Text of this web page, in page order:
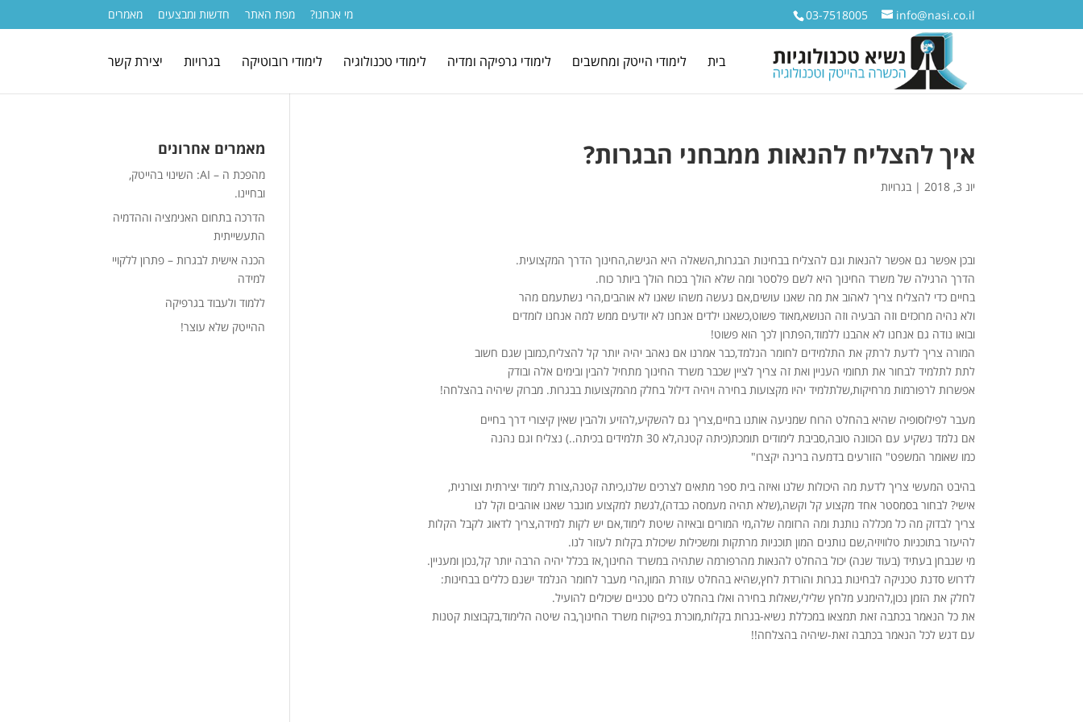
03-7518005 info@nasi.co.il מי אנחנו? מפת האתר חדשות ומבצעים מאמרים
בית לימודי הייטק ומחשבים לימודי גרפיקה ומדיה לימודי טכנולוגיה לימודי רובוטיקה בגרויות יצירת קשר
איך להצליח להנאות ממבחני הבגרות?
יונ 3, 2018 |בגרויות
ובכן אפשר גם אפשר להנאות וגם להצליח בבחינות הבגרות,השאלה היא הגישה,החינוך הדרך המקצועית.
הדרך הרגילה של משרד החינוך היא לשם פלסטר ומה שלא הולך בכוח הולך ביותר כוח.
בחיים כדי להצליח צריך לאהוב את מה שאנו עושים,אם נעשה משהו שאנו לא אוהבים,הרי נשתעמם מהר
ולא נהיה מרוכזים וזה הבעיה וזה הנושא,מאוד פשוט,כשאנו ילדים אנחנו לא יודעים ממש למה אנחנו לומדים
ובואו נודה גם אנחנו לא אהבנו ללמוד,הפתרון לכך הוא פשוט!
המורה צריך לדעת לרתק את התלמידים לחומר הנלמד,כבר אמרנו אם נאהב יהיה יותר קל להצליח,כמובן שגם חשוב
לתת לתלמיד לבחור את תחומי העניין ואת זה צריך לציין שכבר משרד החינוך מתחיל להבין ובימים אלה ובודק
אפשרות לרפורמות מרחיקות,שלתלמיד יהיו מקצועות בחירה ויהיה דילול בחלק מהמקצועות בבגרות. מברוק שיהיה בהצלחה!
מעבר לפילוסופיה שהיא בהחלט הרוח שמניעה אותנו בחיים,צריך גם להשקיע,להזיע ולהבין שאין קיצורי דרך בחיים
אם נלמד נשקיע עם הכוונה טובה,סביבת לימודים תומכת(כיתה קטנה,לא 30 תלמידים בכיתה..) נצליח וגם נהנה
כמו שאומר המשפט" הזורעים בדמעה ברינה יקצרו"
בהיבט המעשי צריך לדעת מה היכולות שלנו ואיזה בית ספר מתאים לצרכים שלנו,כיתה קטנה,צורת לימוד יצירתית וצורנית,
אישי? לבחור בסמסטר אחד מקצוע קל וקשה,(שלא תהיה מעמסה כבדה),לגשת למקצוע מוגבר שאנו אוהבים וקל לנו
צריך לבדוק מה כל מכללה נותנת ומה הרזומה שלה,מי המורים ובאיזה שיטת לימוד,אם יש לקות למידה,צריך לדאוג לקבל הקלות
להיעזר בתוכניות טלוויזיה,שם נותנים המון תוכניות מרתקות ומשכילות שיכולת בקלות לעזור לנו.
מי שנבחן בעתיד (בעוד שנה) יכול בהחלט להנאות מהרפורמה שתהיה במשרד החינוך,אז בכלל יהיה הרבה יותר קל,נכון ומעניין.
לדרוש סדנת טכניקה לבחינות בגרות והורדת לחץ,שהיא בהחלט עוזרת המון,הרי מעבר לחומר הנלמד ישנם כללים בבחינות:
לחלק את הזמן נכון,להימנע מלחץ שלילי,שאלות בחירה ואלו בהחלט כלים טכניים שיכולים להועיל.
את כל הנאמר בכתבה זאת תמצאו במכללת נשיא-בגרות בקלות,מוכרת בפיקוח משרד החינוך,בה שיטה הלימוד,בקבוצות קטנות
עם דגש לכל הנאמר בכתבה זאת-שיהיה בהצלחה!!
מאמרים אחרונים
מהפכת ה – AI: השינוי בהייטק,
ובחיינו.
הדרכה בתחום האנימציה וההדמיה
התעשייתית
הכנה אישית לבגרות – פתרון ללקויי
למידה
ללמוד ולעבוד בגרפיקה
ההייטק שלא עוצר!